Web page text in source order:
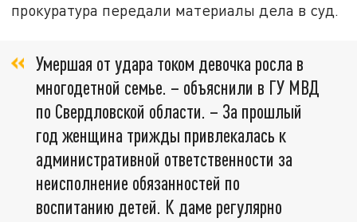
прокуратура передали материалы дела в суд.
Умершая от удара током девочка росла в
многодетной семье. – объяснили в ГУ МВД
по Свердловской области. – За прошлый
год женщина трижды привлекалась к
административной ответственности за
неисполнение обязанностей по
воспитанию детей. К даме регулярно